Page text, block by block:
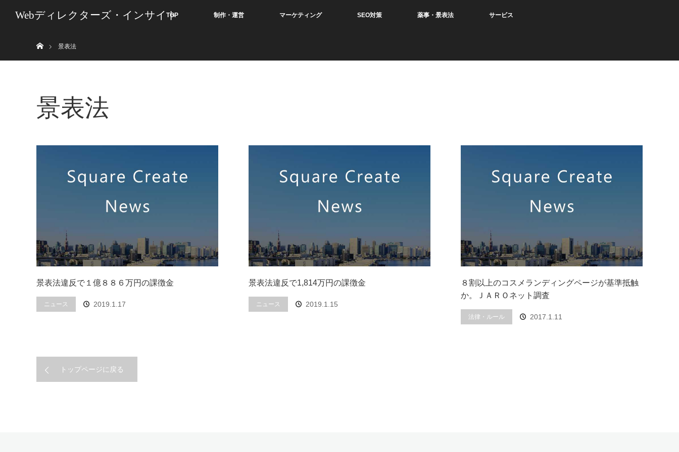
Webディレクターズ・インサイト
TOP 制作・運営 マーケティング SEO対策 薬事・景表法 サービス
景表法
景表法
景表法違反で１億８８６万円の課徴金
ニュース 2019.1.17
景表法違反で1,814万円の課徴金
ニュース 2019.1.15
８割以上のコスメランディングページが基準抵触
か。ＪＡＲＯネット調査
法律・ルール 2017.1.11
トップページに戻る